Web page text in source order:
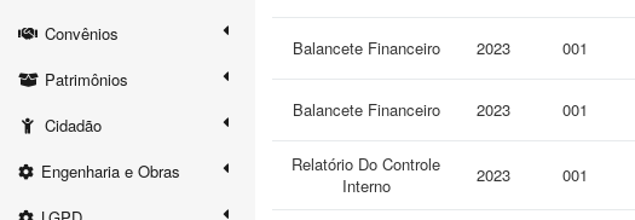
Convênios
Patrimônios
Cidadão
Engenharia e Obras
Balancete Financeiro 2023 001
Balancete Financeiro 2023 001
Relatório Do Controle
Interno
2023 001